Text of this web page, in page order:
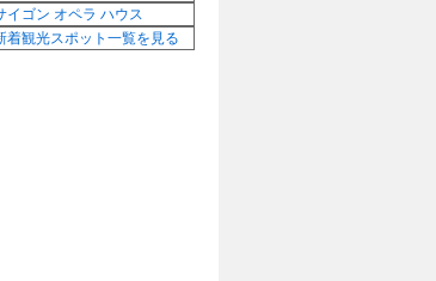
イゴン オペラ ハウス
着観光スポット一覧を見る